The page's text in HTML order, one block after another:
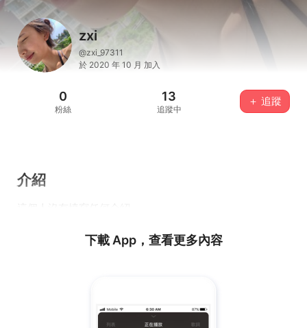
zxi
@zxi_97311
於 2020 年 10 月 加入
0
粉絲
13
追蹤中
＋ 追蹤
介紹
下載 App，查看更多內容